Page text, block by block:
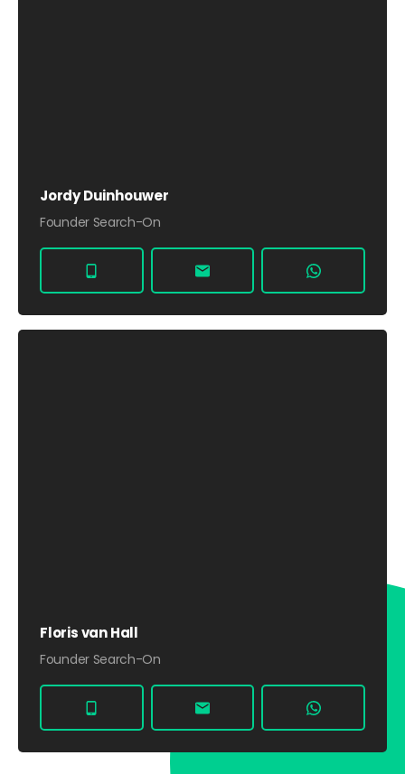
Jordy Duinhouwer
Founder Search-On
Floris van Hall
Founder Search-On